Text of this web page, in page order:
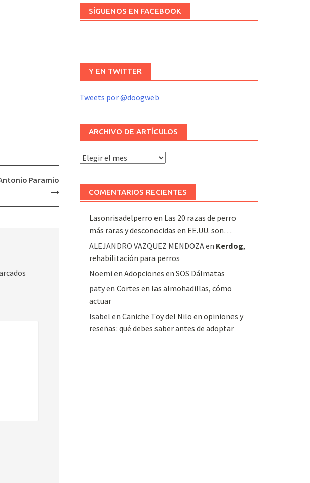
Paramio
SÍGUENOS EN FACEBOOK
Y EN TWITTER
Tweets por @doogweb
ARCHIVO DE ARTÍCULOS
Archivo
artículos
COMENTARIOS RECIENTES
Lasonrisadelperro en Las 20 razas de perro
más raras y desconocidas en EE.UU. son…
ALEJANDRO VAZQUEZ MENDOZAen Kerdog,
rehabilitación para perros
Noemi en Adopciones en SOS Dálmatas
patyen Cortes en las almohadillas, cómo
actuar
Isabel en Caniche Toy del Nilo en opiniones y
reseñas: qué debes saber antes de adoptar